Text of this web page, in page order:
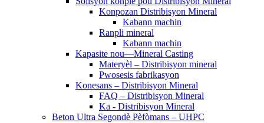
Konpozan Distribisyon Mineral
Kabann machin
Ranpli mineral
Kabann machin
Kapasite nou—Mineral Casting
Materyèl – Distribisyon mineral
Pwosesis fabrikasyon
Konesans – Distribisyon Mineral
FAQ – Distribisyon Mineral
Ka - Distribisyon Mineral
Beton Ultra Segondè Pèfòmans – UHPC